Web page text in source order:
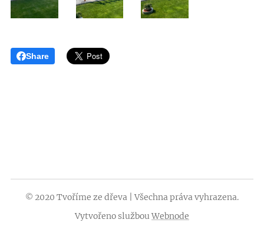
Share
© 2020 Tvoříme ze dřeva | Všechna práva vyhrazena.
Vytvořeno službouWebnode